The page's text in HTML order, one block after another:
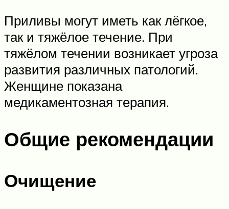
Приливы могут иметь как лёгкое,
так и тяжёлое течение. При
тяжёлом течении возникает угроза
развития различных патологий.
Женщине показана
медикаментозная терапия.
Общие рекомендации
Очищение